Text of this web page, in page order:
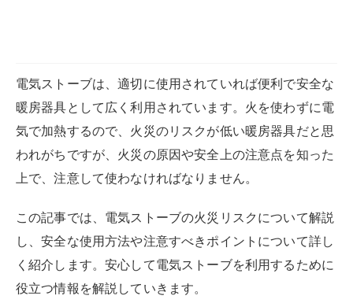
電気ストーブは、適切に使用されていれば便利で安全な
暖房器具として広く利用されています。火を使わずに電
気で加熱するので、火災のリスクが低い暖房器具だと思
われがちですが、火災の原因や安全上の注意点を知った
上で、注意して使わなければなりません。
この記事では、電気ストーブの火災リスクについて解説
し、安全な使用方法や注意すべきポイントについて詳し
く紹介します。安心して電気ストーブを利用するために
役立つ情報を解説していきます。